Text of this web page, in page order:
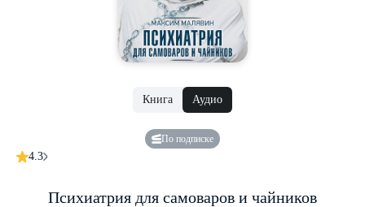
Книга Аудио
По подписке
4.3
Психиатрия для самоваров и чайников